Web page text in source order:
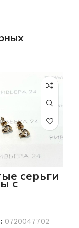
серьги
с
585
0720047702